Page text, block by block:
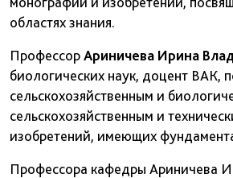
областях знания.
ПрофессорАриничева Ирина
биологических наук, доцент ВАК,
сельскохозяйственным и
сельскохозяйственным и
изобретений, имеющих
Профессора кафедры Ариничева